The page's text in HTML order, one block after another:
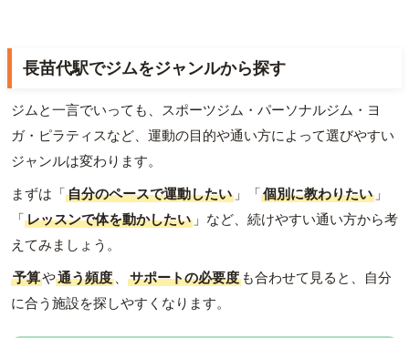
長苗代駅でジムをジャンルから探す
ジムと一言でいっても、スポーツジム・パーソナルジム・ヨ
ガ・ピラティスなど、運動の目的や通い方によって選びやすい
ジャンルは変わります。
まずは「自分のペースで運動したい 」「個別に教わりたい 」
「レッスンで体を動かしたい 」など、続けやすい通い方から考
えてみましょう。
予算や通う頻度 、 サポートの必要度 も合わせて見ると、自分
に合う施設を探しやすくなります。